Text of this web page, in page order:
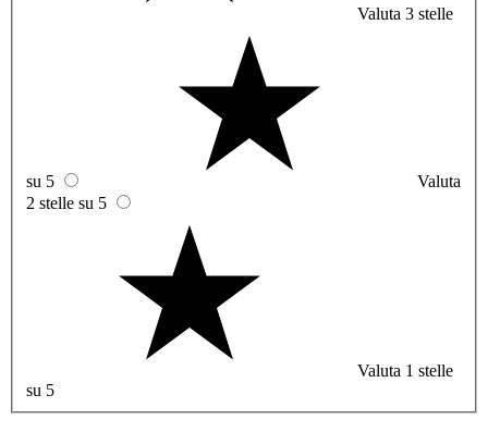
Valuta 3 stelle
su 5
Valuta
2 stelle su 5
Valuta 1 stelle
su 5